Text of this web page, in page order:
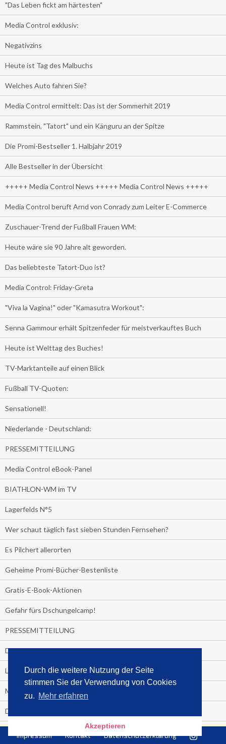
Durch die weitere Nutzung der Seite
stimmen Sie der Verwendung von Cookies
zu. Mehr erfahren
Akzeptieren
"Das Leben fickt am härtesten"
Media Control exklusiv:
Negativzins
Heute ist Tag des Malbuchs
Welches Auto fahren Sie?
Media Control ermittelt: Das ist der Sommerhit 2019
Rammstein, "Tatort" und ein Känguru an der Spitze
Die Promi-Bestseller 1. Halbjahr 2019
Alle Bestseller in der Übersicht
+++++ Media Control News +++++ Media Control News +++++
Media Control beruft Arnd von Conrady zum Leiter E-Commerce
Zuschauer-Trend der Fußball Frauen WM:
Heute wäre sie 90 Jahre alt geworden.
Das beliebteste Tatort-Duo ist?
Media Control: Friday-Greta
"Viva la Vagina!" oder "Kamasutra Workout":
Senna Gammour erhält Spitzenfeder für meistverkauftes Buch
Heute ist Welttag des Buches!
TV-Marktanteile auf einen Blick
Fußball TV-Quoten:
Sensationell!
Niederlande - Deutschland:
PRESSEMITTEILUNG
Media Control eBook-Panel
BIATHLON-WM im TV
Lagerfelds N°5
Wer schaut täglich fast sieben Stunden Fernsehen?
Es Pilchert allerorten
Geheime Promi-Bücher-Bestenliste
Gratis-E-Book-Aktionen
Gefahr fürs Dschungelcamp!
PRESSEMITTEILUNG
Deutschland im Handball-Fieber
Libri und Media Control verlängern Vertrag langfristig
Medienquiz:
Deutschlands Jahrescharts 2018
Die TV-Quotenkönige 2018
Impressum Kontakt Datenschutzerklärung